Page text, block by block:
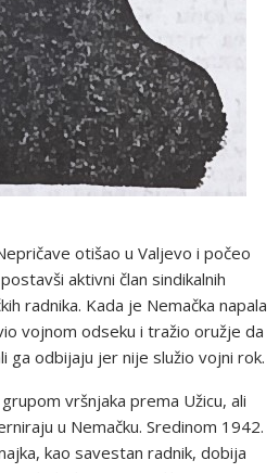
otišao u Valjevo i počeo
aktivni član sindikalnih
radnika. Kada je Nemačka napala
vojnom odseku i tražio oružje da
ga odbijaju jer nije služio vojni rok.
vršnjaka prema Užicu, ali
u Nemačku. Sredinom 1942.
kao savestan radnik, dobija